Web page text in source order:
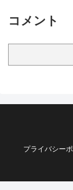
コメント
プライバシー